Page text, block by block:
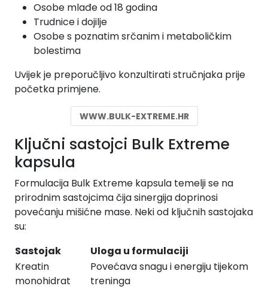
Osobe mlađe od 18 godina
Trudnice i dojilje
Osobe s poznatim srčanim i metaboličkim
bolestima
Uvijek je preporučljivo konzultirati stručnjaka prije
početka primjene.
WWW.BULK-EXTREME.HR
Ključni sastojci Bulk Extreme
kapsula
Formulacija Bulk Extreme kapsula temelji se na
prirodnim sastojcima čija sinergija doprinosi
povećanju mišićne mase. Neki od ključnih sastojaka
su:
Sastojak
Uloga u formulaciji
Kreatin
monohidrat
Povećava snagu i energiju tijekom
treninga